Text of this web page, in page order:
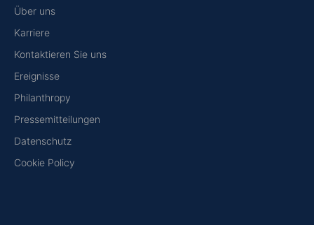
Über uns
Karriere
Kontaktieren Sie uns
Ereignisse
Philanthropy
Pressemitteilungen
Datenschutz
Cookie Policy